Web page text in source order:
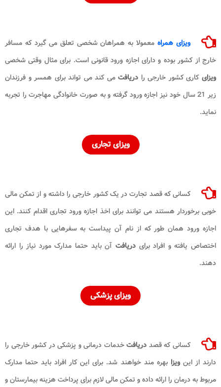
ویزای همراهمعمولا به همراهان شخصی تعلق می گیرد که مسافر
خارج از کشور بوده و دارای اجازه ورود قانونی است. برای مثال وقتی شخصی
ویزایکاری کشور خارجی را دریافتمی کند می تواند برای همسر و فرزندان
زیر 21 سال خود نیز اجازه ورود گرفته و به صورت خانوادگی مهاجرت را تجربه
نماید.
ویزایتجاری
کسانی که قصد تجارت در یک کشور خارجی را داشته و از تمکن مالی
خوبی برخوردار هستند می توانند برای اخذ اجازه ورود تجاری اقدام کنند. این
اجازه ورود همان طور که از نام آن پیداست به سفرهایی با هدف تجاری
اختصاص یافته و افراد برایدریافت آن باید حتما مدارک مورد نیاز را ارائه
دهند.
ویزایپزشکی
کسانی که قصد دریافتخدمات درمانی و پزشکی در کشور خارجی را
دارند از اینویزابهره مند خواهند شد. برای این کار افراد باید حتما مدارک
مربوط به درمان را ارائه داده و تمکن مالی لازم برای پرداخت هزینه بیمارستان و